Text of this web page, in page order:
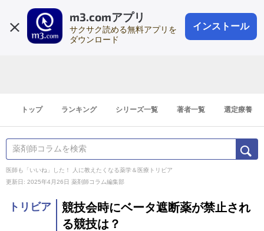
m3.comアプリ
サクサク読める無料アプリを
ダウンロード
インストール
会員登録
登録1分
トップ ランキング シリーズ一覧 著者一覧 選定療養
医師も「いいね」した！ 人に教えたくなる薬学＆医療トリビア
更新日: 2025年4月26日 薬剤師コラム編集部
トリビア
競技会時にベータ遮断薬が禁止され
る競技は？